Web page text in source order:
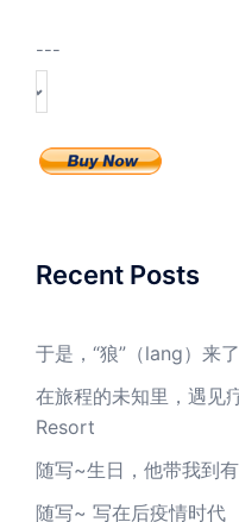
---
Recent Posts
于是，“狼”（lang）来
在旅程的未知里，遇见
Resort
随写~生日，他带我到
随写~ 写在后疫情时代